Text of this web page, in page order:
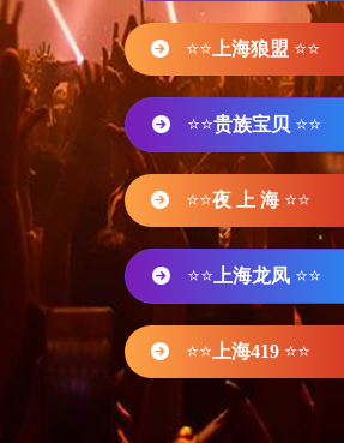
⭐⭐ 上海狼盟 ⭐⭐
⭐⭐贵族宝贝 ⭐⭐
⭐⭐夜 上 海 ⭐⭐
⭐⭐ 上海龙凤 ⭐⭐
⭐⭐ 上海419 ⭐⭐